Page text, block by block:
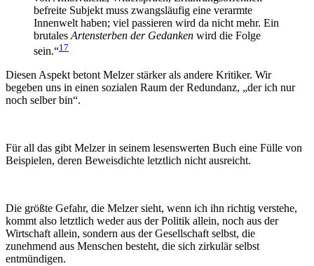
befreite Subjekt muss zwangsläufig eine verarmte
Innenwelt haben; viel passieren wird da nicht mehr. Ein
brutales Artensterben der Gedanken wird die Folge
sein.“17
Diesen Aspekt betont Melzer stärker als andere Kritiker. Wir
begeben uns in einen sozialen Raum der Redundanz, „der ich nur
noch selber bin“.
Für all das gibt Melzer in seinem lesenswerten Buch eine Fülle von
Beispielen, deren Beweisdichte letztlich nicht ausreicht.
Die größte Gefahr, die Melzer sieht, wenn ich ihn richtig verstehe,
kommt also letztlich weder aus der Politik allein, noch aus der
Wirtschaft allein, sondern aus der Gesellschaft selbst, die
zunehmend aus Menschen besteht, die sich zirkulär selbst
entmündigen.